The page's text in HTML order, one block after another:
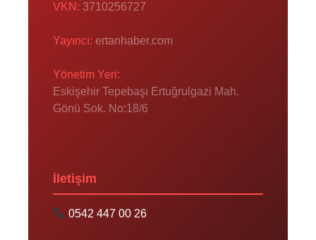
VKN: 3710256727
Yayıncı: ertanhaber.com
Yönetim Yeri:
Eskişehir Tepebaşı Ertuğrulgazi Mah.
Gönü Sok. No:18/6
İletişim
0542 447 00 26